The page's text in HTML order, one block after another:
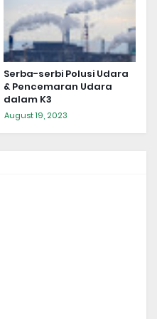
Serba-serbi Polusi Udara
& Pencemaran Udara
dalam K3
August 19, 2023